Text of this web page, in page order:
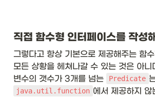
\t
ex
t{
Bi
gI
nt
eg
직접 함수형 인터페이스를 작성
그렇다고 항상 기본으로 제공해주는 함
모든 상황을 헤쳐나갈 수 있는 것은 아니
변수의 갯수가 3개를 넘는
Predicate
java.util.function 에서 제공하지